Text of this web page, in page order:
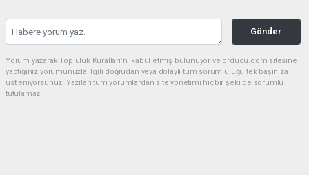
Gönder
Yorum yazarak Topluluk Kuralları’nı kabul etmiş bulunuyor ve orducu.com sitesine
yaptığınız yorumunuzla ilgili doğrudan veya dolaylı tüm sorumluluğu tek başınıza
üstleniyorsunuz. Yazılan tüm yorumlardan site yönetimi hiçbir şekilde sorumlu
tutulamaz.